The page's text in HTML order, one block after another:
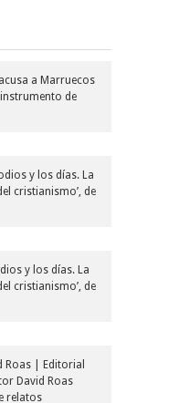
a Marruecos
de
y los días. La
cristianismo’, de
y los días. La
cristianismo’, de
Roas | Editorial
David Roas
relatos